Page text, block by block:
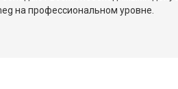
подшипников
на профессиональном уровне.